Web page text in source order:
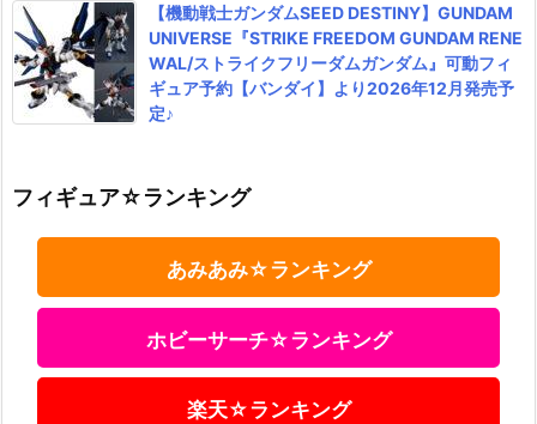
【機動戦士ガンダムSEED DESTINY】GUNDAM
UNIVERSE『STRIKE FREEDOM GUNDAM RENE
WAL/ストライクフリーダムガンダム』可動フィ
ギュア予約【バンダイ】より2026年12月発売予
定♪
フィギュア☆ランキング
あみあみ☆ランキング
ホビーサーチ☆ランキング
楽天☆ランキング